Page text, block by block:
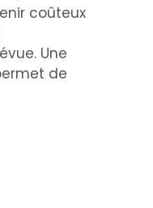
coûteux
Une
de